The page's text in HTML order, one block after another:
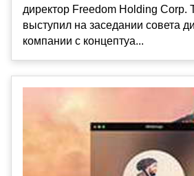
директор Freedom Holding Corp.
выступил на заседании совета
компании с концептуа...